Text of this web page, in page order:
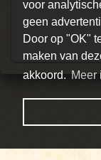
voor
geen
Door op "OK"
maken van
akkoord. Meer